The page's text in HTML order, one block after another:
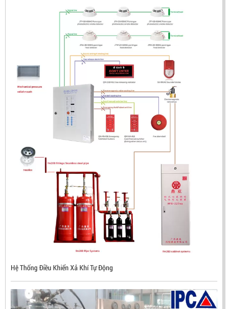
Mã sản phẩm: UX150
ĐẦU BÁO LỬA CHỐNG NỔ CHỐNG NƯỚC UV/IR- UX300
NHẬP KHẨU HÀN QUỐC
LIÊN HỆ
Mã sản phẩm: UX300
Hệ Thống Điều Khiển Xả Khí Tự Động